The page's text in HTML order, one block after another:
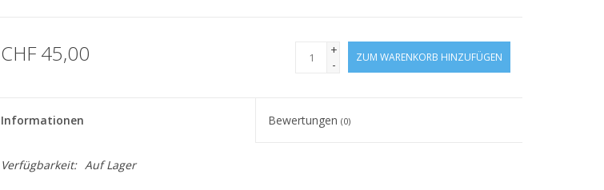
CHF 45,00
+
-
ZUM WARENKORB HINZUFÜGEN
Informationen Bewertungen(0)
Verfügbarkeit: Auf Lager